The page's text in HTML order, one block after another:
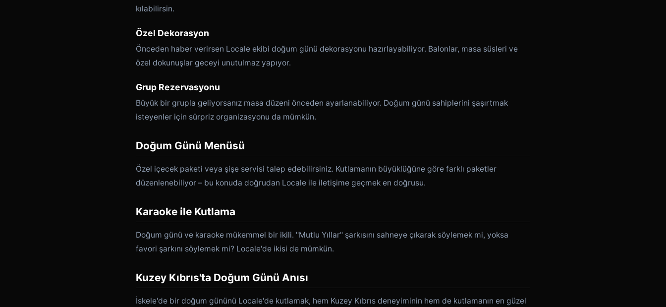
kılabilirsin.
Özel Dekorasyon
Önceden haber verirsen Locale ekibi doğum günü dekorasyonu hazırlayabiliyor. Balonlar, masa süsleri ve
özel dokunuşlar geceyi unutulmaz yapıyor.
Grup Rezervasyonu
Büyük bir grupla geliyorsanız masa düzeni önceden ayarlanabiliyor. Doğum günü sahiplerini şaşırtmak
isteyenler için sürpriz organizasyonu da mümkün.
Doğum Günü Menüsü
Özel içecek paketi veya şişe servisi talep edebilirsiniz. Kutlamanın büyüklüğüne göre farklı paketler
düzenlenebiliyor – bu konuda doğrudan Locale ile iletişime geçmek en doğrusu.
Karaoke ile Kutlama
Doğum günü ve karaoke mükemmel bir ikili. "Mutlu Yıllar" şarkısını sahneye çıkarak söylemek mi, yoksa
favori şarkını söylemek mi? Locale'de ikisi de mümkün.
Kuzey Kıbrıs'ta Doğum Günü Anısı
İskele'de bir doğum gününü Locale'de kutlamak, hem Kuzey Kıbrıs deneyiminin hem de kutlamanın en güzel